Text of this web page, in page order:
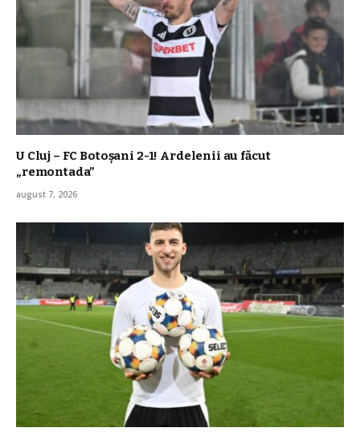
U Cluj – FC Botoșani 2-1! Ardelenii au făcut
„remontada”
august 7, 2026